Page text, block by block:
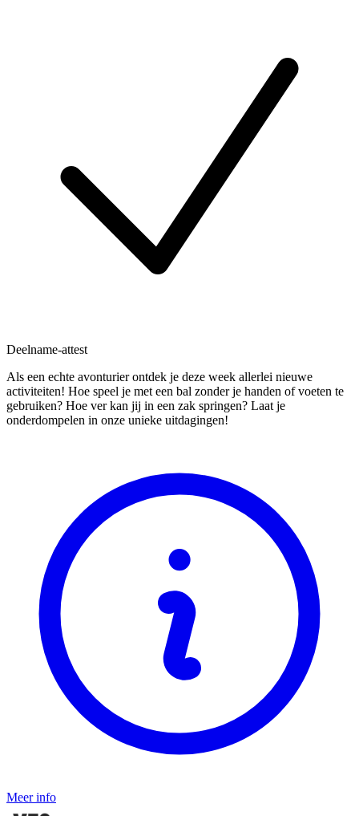
Deelname-attest
Als een echte avonturier ontdek je deze week allerlei nieuwe
activiteiten! Hoe speel je met een bal zonder je handen of voeten te
gebruiken? Hoe ver kan jij in een zak springen? Laat je
onderdompelen in onze unieke uitdagingen!
Meer info